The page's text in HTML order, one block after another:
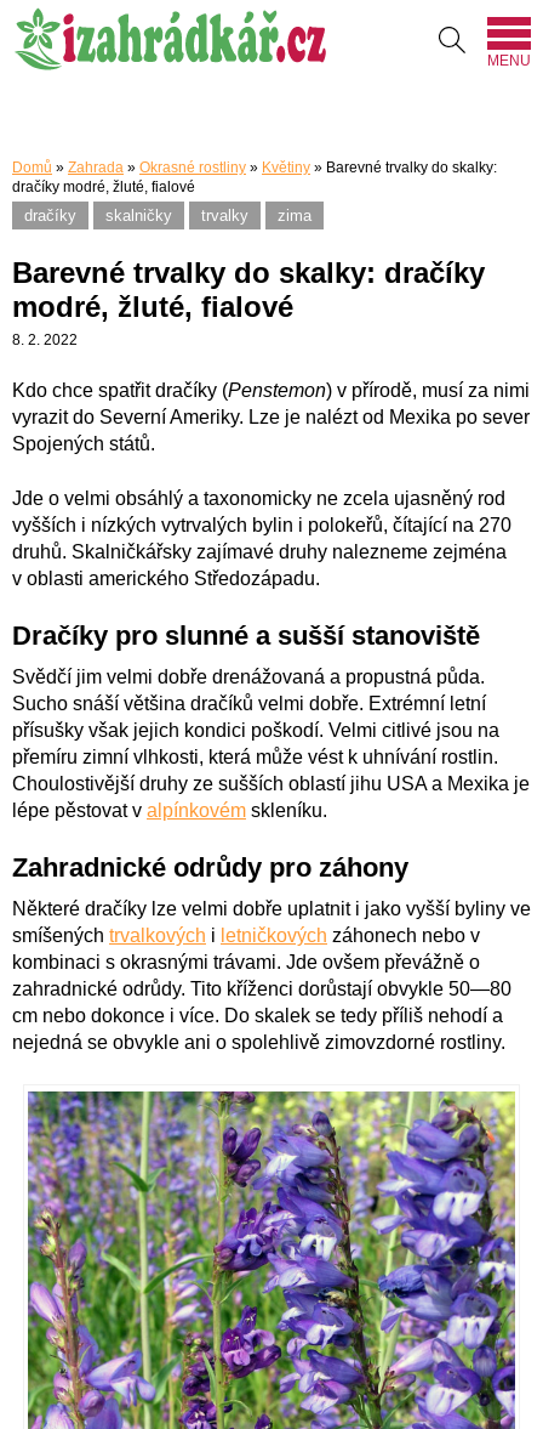
MENU
Domů » Zahrada » Okrasné rostliny » Květiny » Barevné trvalky do skalky:
dračíky modré, žluté, fialové
dračíky skalničky trvalky zima
Barevné trvalky do skalky: dračíky
modré, žluté, fialové
8. 2. 2022
Kdo chce spatřit dračíky (Penstemon) v přírodě, musí za nimi
vyrazit do Severní Ameriky. Lze je nalézt od Mexika po sever
Spojených států.
Jde o velmi obsáhlý a taxonomicky ne zcela ujasněný rod
vyšších i nízkých vytrvalých bylin i polokeřů, čítající na 270
druhů. Skalničkářsky zajímavé druhy nalezneme zejména
v oblasti amerického Středozápadu.
Dračíky pro slunné a sušší stanoviště
Svědčí jim velmi dobře drenážovaná a propustná půda.
Sucho snáší většina dračíků velmi dobře. Extrémní letní
přísušky však jejich kondici poškodí. Velmi citlivé jsou na
přemíru zimní vlhkosti, která může vést k uhnívání rostlin.
Choulostivější druhy ze sušších oblastí jihu USA a Mexika je
lépe pěstovat v alpínkovém skleníku.
Zahradnické odrůdy pro záhony
Některé dračíky lze velmi dobře uplatnit i jako vyšší byliny ve
smíšených trvalkových i letničkových záhonech nebo v
kombinaci s okrasnými trávami. Jde ovšem převážně o
zahradnické odrůdy. Tito kříženci dorůstají obvykle 50—80
cm nebo dokonce i více. Do skalek se tedy příliš nehodí a
nejedná se obvykle ani o spolehlivě zimovzdorné rostliny.